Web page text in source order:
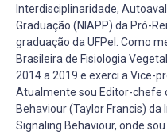
Interdisciplinaridade,
Graduação (NIAPP) da Pró-
graduação da UFPel. Como
Brasileira de Fisiologia
2014 a 2019 e exerci a Vice-
Atualmente sou Editor-chefe
Behaviour (Taylor Francis)
Signaling Behaviour, onde